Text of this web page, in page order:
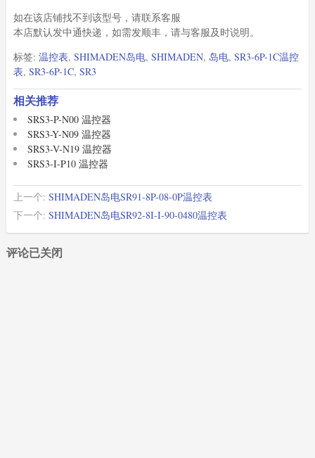
如在该店铺找不到该型号，请联系客服
本店默认发中通快递，如需发顺丰，请与客服及时说明。
标签: 温控表, SHIMADEN岛电, SHIMADEN, 岛电, SR3-6P-1C温控
表, SR3-6P-1C, SR3
相关推荐
SRS3-P-N00 温控器
SRS3-Y-N09 温控器
SRS3-V-N19 温控器
SRS3-I-P10 温控器
上一个: SHIMADEN岛电SR91-8P-08-0P温控表
下一个: SHIMADEN岛电SR92-8I-I-90-0480温控表
评论已关闭